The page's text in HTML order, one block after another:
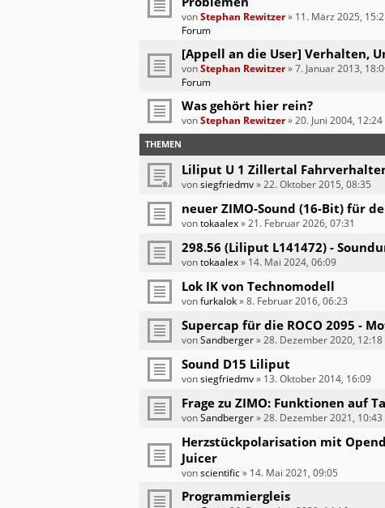
vonStephan Rewitzer» 11. März 2025,
Forum
[Appell an die User] Verhalten,
vonStephan Rewitzer»7. Januar 2013,
Forum
Was gehört hier rein?
vonStephan Rewitzer»20. Juni 2004, 12:24
THEMEN
Liliput U 1 Zillertal
vonsiegfriedmv»22. Oktober 2015, 08:35
neuer ZIMO-Sound (16-Bit) für
vontokaalex»21. Februar 2026, 07:31
298.56 (Liliput L141472) -
vontokaalex» 14. Mai 2024, 06:09
Lok IK von Technomodell
vonfurkalok»8. Februar 2016, 06:23
Supercap für die ROCO 2095 -
vonSandberger»28. Dezember 2020, 12:18
Sound D15 Liliput
vonsiegfriedmv» 13. Oktober 2014, 16:09
Frage zu ZIMO: Funktionen auf
vonSandberger»28. Dezember 2021, 10:43
Herzstückpolarisation mit
Juicer
vonscientific» 14. Mai 2021, 09:05
Programmiergleis